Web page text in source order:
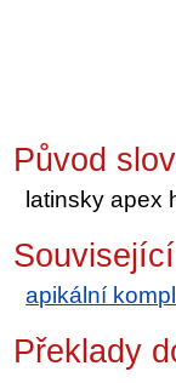
Původ
latinsky apex
apikální
Překlady